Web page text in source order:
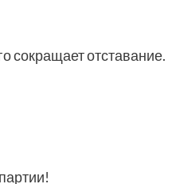
сокращает отставание.